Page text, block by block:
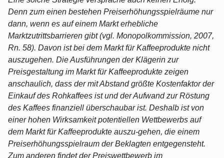
Denn zum einen bestehen Preiserhöhungsspielräume nur
dann, wenn es auf einem Markt erhebliche
Marktzutrittsbarrieren gibt (vgl. Monopolkommission, 2007,
Rn. 58). Davon ist bei dem Markt für Kaffeeprodukte nicht
auszugehen. Die Ausführungen der Klägerin zur
Preisgestaltung im Markt für Kaffeeprodukte zeigen
anschaulich, dass der mit Abstand größte Kostenfaktor der
Einkauf des Rohkaffees ist und der Aufwand zur Röstung
des Kaffees finanziell überschaubar ist. Deshalb ist von
einer hohen Wirksamkeit potentiellen Wettbewerbs auf
dem Markt für Kaffeeprodukte auszu-gehen, die einem
Preiserhöhungsspielraum der Beklagten entgegensteht.
Zum anderen findet der Preiswettbewerb im